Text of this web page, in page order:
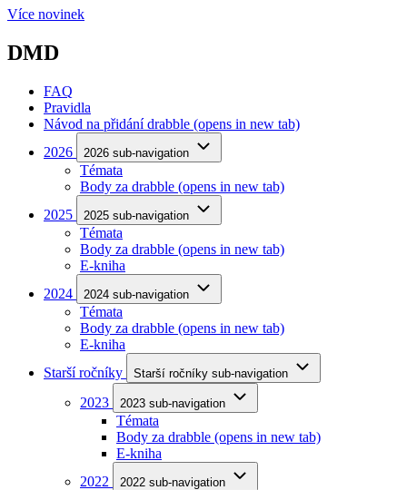
Více novinek
DMD
FAQ
Pravidla
Návod na přidání drabble (opens in new tab)
2026
2026 sub-navigation
Témata
Body za drabble (opens in new tab)
2025
2025 sub-navigation
Témata
Body za drabble (opens in new tab)
E-kniha
2024
2024 sub-navigation
Témata
Body za drabble (opens in new tab)
E-kniha
Starší ročníky
Starší ročníky sub-navigation
2023 2023 sub-navigation
Témata
Body za drabble (opens in new tab)
E-kniha
2022
2022 sub-navigation